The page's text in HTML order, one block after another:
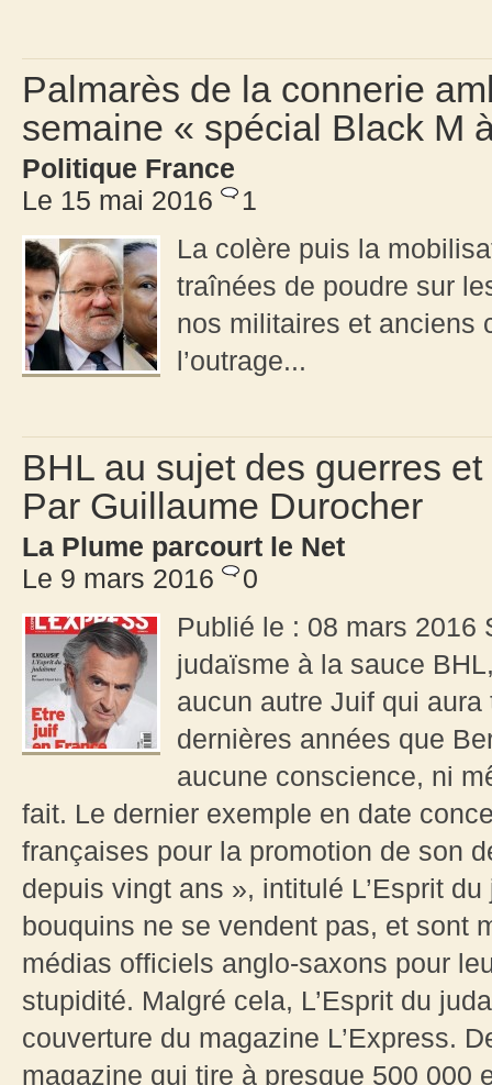
Palmarès de la connerie
semaine « spécial Black M
Politique France
Le 15 mai 2016
1
La colère puis la
traînées de poudre sur
nos militaires et anciens
l’outrage...
BHL au sujet des guerres
Par Guillaume Durocher
La Plume parcourt le Net
Le 9 mars 2016
0
Publié le : 08 mars 2016
judaïsme à la sauce
aucun autre Juif qui
dernières années que
aucune conscience, ni
fait. Le dernier exemple en date
françaises pour la promotion de son
depuis vingt ans », intitulé L’Esprit
bouquins ne se vendent pas, et sont
médias officiels anglo-saxons pour
stupidité. Malgré cela, L’Esprit du
couverture du magazine L’Express.
magazine qui tire à presque 500 000